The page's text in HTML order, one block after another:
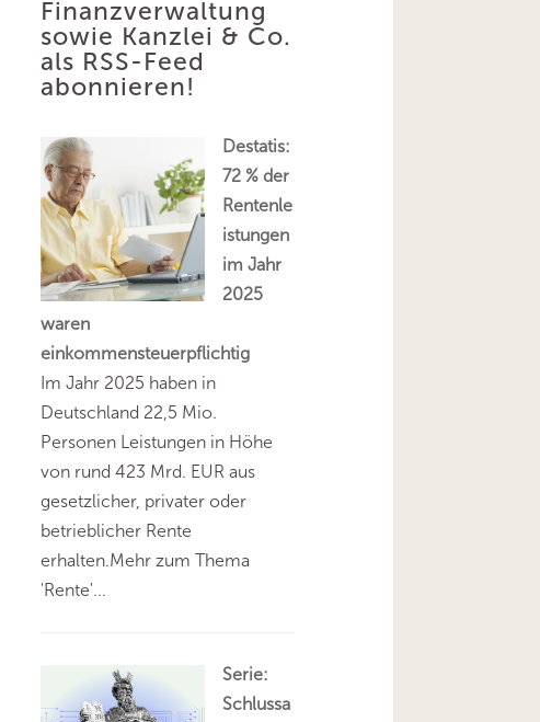
Finanzverwaltung
sowie Kanzlei & Co.
als RSS-Feed
abonnieren!
Destatis:
72 % der
Rentenle
istungen
im Jahr
2025
waren
einkommensteuerpflichtig
Im Jahr 2025 haben in
Deutschland 22,5 Mio.
Personen Leistungen in Höhe
von rund 423 Mrd. EUR aus
gesetzlicher, privater oder
betrieblicher Rente
erhalten.Mehr zum Thema
'Rente'...
Serie:
Schlussa